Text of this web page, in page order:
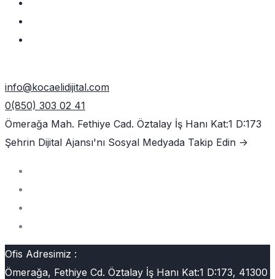
info@kocaelidijital.com
0(850) 303 02 41
Ömerağa Mah. Fethiye Cad. Öztalay İş Hanı Kat:1 D:173
Şehrin Dijital Ajansı'nı Sosyal Medyada Takip Edin ->
Ofis Adresimiz :
Ömerağa, Fethiye Cd. Öztalay İş Hanı Kat:1 D:173, 41300